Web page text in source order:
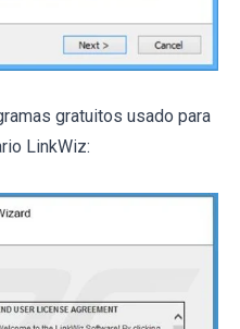
gratuitos usado para
LinkWiz: